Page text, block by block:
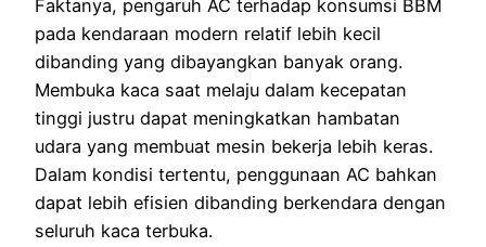
Faktanya, pengaruh AC terhadap konsumsi BBM
pada kendaraan modern relatif lebih kecil
dibanding yang dibayangkan banyak orang.
Membuka kaca saat melaju dalam kecepatan
tinggi justru dapat meningkatkan hambatan
udara yang membuat mesin bekerja lebih keras.
Dalam kondisi tertentu, penggunaan AC bahkan
dapat lebih efisien dibanding berkendara dengan
seluruh kaca terbuka.